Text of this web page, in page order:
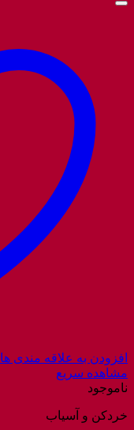
افزودن به علاقه مندی ها
مشاهده سریع
ناموجود
خردکن و آسیاب